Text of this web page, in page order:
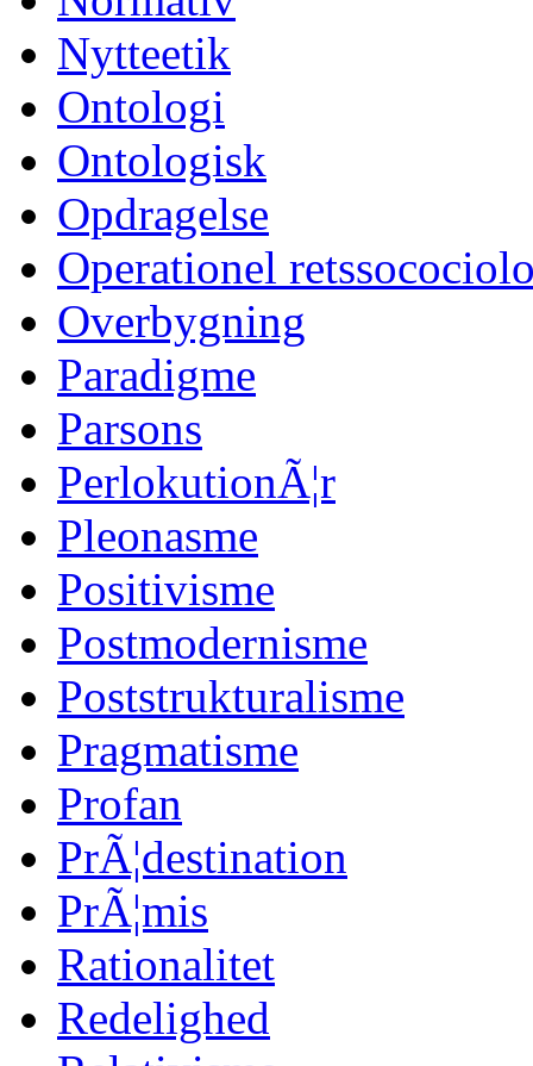
Nytteetik
Ontologi
Ontologisk
Opdragelse
Operationel
Overbygning
Paradigme
Parsons
PerlokutionÃ¦r
Pleonasme
Positivisme
Postmodernisme
Poststrukturalisme
Pragmatisme
Profan
PrÃ¦destination
PrÃ¦mis
Rationalitet
Redelighed